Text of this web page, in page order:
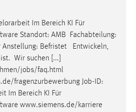
Im Bereich KI Für
Standort: AMB Fachabteilung:
Anstellung: Befristet Entwickeln,
Wir suchen [...]
jobs/faq.html
fragenzurbewerbung Job-ID:
Im Bereich KI Für
www.siemens.de/karriere